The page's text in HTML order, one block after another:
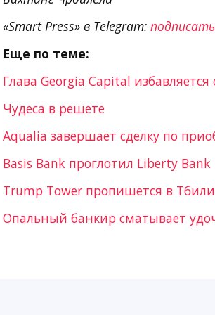
«Smart Press» в Telegram:
Еще по теме:
Глава Georgia Capital
Чудеса в решете
Aqualia завершает сделку по
Basis Bank проглотил Liberty Bank
Trump Tower пропишется в
Опальный банкир сматывает